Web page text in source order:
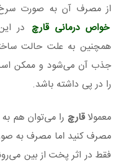
از مصرف آن به صورت سرخ
خواص درمانی قارچ در
همچنین به علت حالت
جذب آن می‌شود و ممکن است
را در پی داشته باشد.
معمولاقارچ را می‌توان هم
مصرف كنید اما مصرف به
فقط در اثر پخت از بین